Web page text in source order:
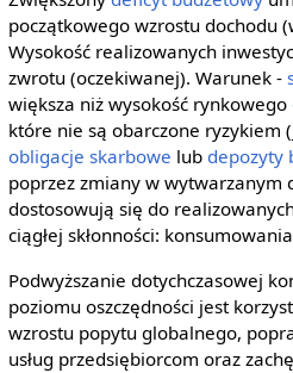
początkowego wzrostu dochodu
Wysokość realizowanych
zwrotu (oczekiwanej). Warunek -
większa niż wysokość rynkowego
które nie są obarczone ryzykiem
obligacje skarbowe lub depozyty
poprzez zmiany w wytwarzanym
dostosowują się do
ciągłej skłonności:
Podwyższanie dotychczasowej
poziomu oszczędności jest
wzrostu popytu globalnego,
usług przedsiębiorcom oraz